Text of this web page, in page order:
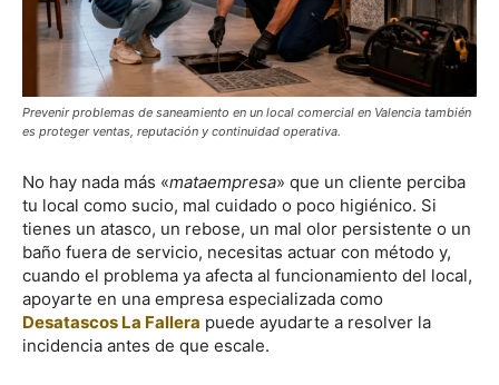
Prevenir problemas de saneamiento en un local comercial en Valencia también
es proteger ventas, reputación y continuidad operativa.
No hay nada más «mataempresa» que un cliente perciba
tu local como sucio, mal cuidado o poco higiénico. Si
tienes un atasco, un rebose, un mal olor persistente o un
baño fuera de servicio, necesitas actuar con método y,
cuando el problema ya afecta al funcionamiento del local,
apoyarte en una empresa especializada como
Desatascos La Fallera puede ayudarte a resolver la
incidencia antes de que escale.